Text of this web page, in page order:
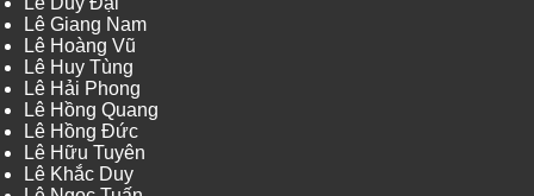
Lê Giang Nam
Lê Hoàng Vũ
Lê Huy Tùng
Lê Hải Phong
Lê Hồng Quang
Lê Hồng Đức
Lê Hữu Tuyên
Lê Khắc Duy